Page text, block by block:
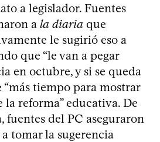
a legislador. Fuentes
a la diaria que
le sugirió eso a
que “le van a pegar
en octubre, y si se queda
“más tiempo para mostrar
la reforma” educativa. De
fuentes del PC aseguraron
tomar la sugerencia